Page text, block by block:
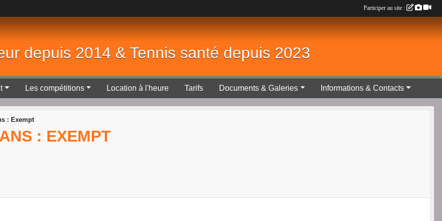
depuis 2014 & Tennis santé depuis 2023
Les compétitions Location à l'heure Tarifs Documents & Galeries Informations & Contacts
: Exempt
: EXEMPT
Participer au site :